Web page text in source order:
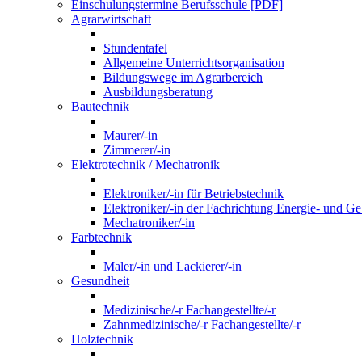
Einschulungstermine Berufsschule [PDF]
Agrarwirtschaft
Stundentafel
Allgemeine Unterrichtsorganisation
Bildungswege im Agrarbereich
Ausbildungsberatung
Bautechnik
Maurer/-in
Zimmerer/-in
Elektrotechnik / Mechatronik
Elektroniker/-in für Betriebstechnik
Elektroniker/-in der Fachrichtung Energie- und
Mechatroniker/-in
Farbtechnik
Maler/-in und Lackierer/-in
Gesundheit
Medizinische/-r Fachangestellte/-r
Zahnmedizinische/-r Fachangestellte/-r
Holztechnik